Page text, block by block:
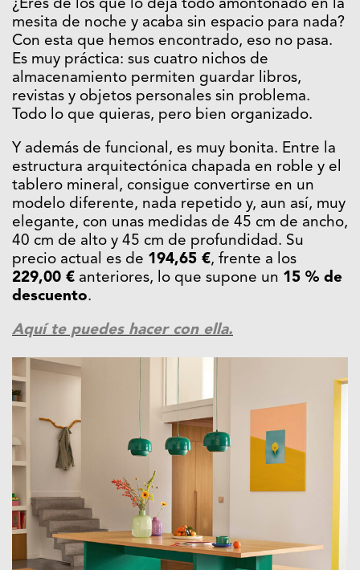
¿Eres de los que lo deja todo amontonado en la
mesita de noche y acaba sin espacio para nada?
Con esta que hemos encontrado, eso no pasa.
Es muy práctica: sus cuatro nichos de
almacenamiento permiten guardar libros,
revistas y objetos personales sin problema.
Todo lo que quieras, pero bien organizado.
Y además de funcional, es muy bonita. Entre la
estructura arquitectónica chapada en roble y el
tablero mineral, consigue convertirse en un
modelo diferente, nada repetido y, aun así, muy
elegante, con unas medidas de 45 cm de ancho,
40 cm de alto y 45 cm de profundidad. Su
precio actual es de 194,65 €, frente a los
229,00 € anteriores, lo que supone un 15 % de
descuento.
Aquí te puedes hacer con ella.